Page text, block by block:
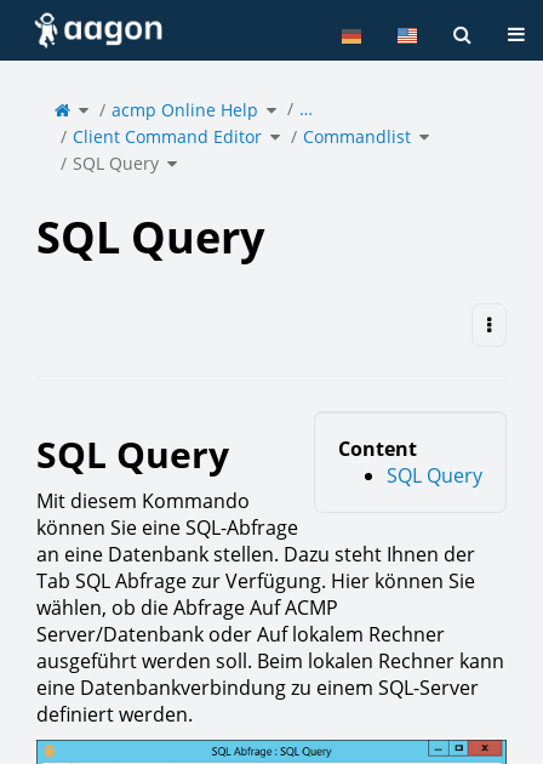
Home
Toggle
the
parent
tree
of
SQL
Query.
acmp Online Help Toggle
the
hierarchy
tree
under
acmp
Online
Help.
…
Client Command Editor Toggle
the
hierarchy
tree
Commandlist Toggle
the
hierarchy
tree
SQL Query Toggle
the
hierarchy
tree
SQL Query
Content
SQL Query
SQL Query
Mit diesem Kommando
können Sie eine SQL-Abfrage
an eine Datenbank stellen. Dazu steht Ihnen der
Tab SQL Abfrage zur Verfügung. Hier können Sie
wählen, ob die Abfrage Auf ACMP
Server/Datenbank oder Auf lokalem Rechner
ausgeführt werden soll. Beim lokalen Rechner kann
eine Datenbankverbindung zu einem SQL-Server
definiert werden.